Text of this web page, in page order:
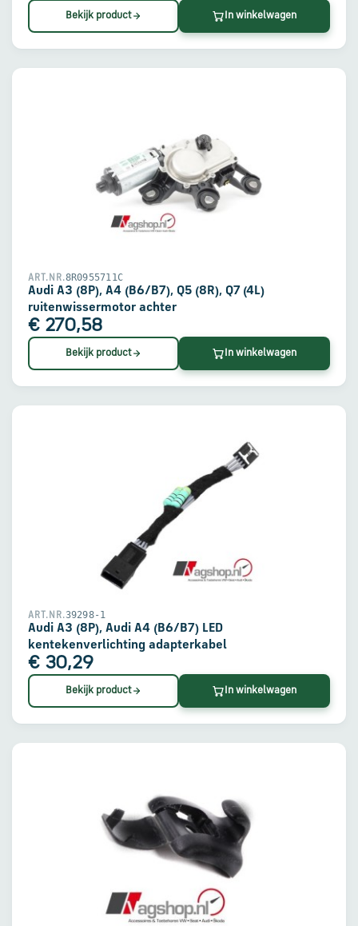
Bekijk product In winkelwagen
ART.NR.8R0955711C
Audi A3 (8P), A4 (B6/B7), Q5 (8R), Q7 (4L)
ruitenwissermotor achter
€ 270,58
Bekijk product In winkelwagen
ART.NR.39298-1
Audi A3 (8P), Audi A4 (B6/B7) LED
kentekenverlichting adapterkabel
€ 30,29
Bekijk product In winkelwagen